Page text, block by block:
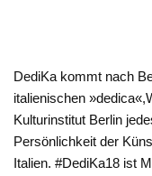
DediKa kommt nach
italienischen
Kulturinstitut Berlin
Persönlichkeit der
Italien. #DediKa18 ist